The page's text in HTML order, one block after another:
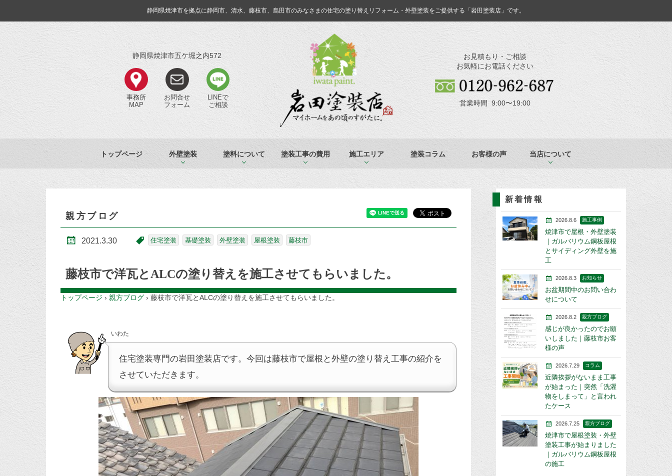
静岡県焼津市を拠点に静岡市、清水、藤枝市、島田市のみなさまの住宅の塗り替えリフォーム・外壁塗装をご提供する「岩田塗装店」です。
静岡県焼津市五ケ堀之内572
事務所
MAP
お問合せ
フォーム
LINEで
ご相談
お見積もり・ご相談
お気軽にお電話ください
営業時間 9:00〜19:00
トップページ 外壁塗装 塗料について 塗装工事の費用 施工エリア 塗装コラム お客様の声 当店について
親方ブログ
2021.3.30 住宅塗装 基礎塗装 外壁塗装 屋根塗装 藤枝市
藤枝市で洋瓦とALCの塗り替えを施工させてもらいました。
トップページ › 親方ブログ › 藤枝市で洋瓦とALCの塗り替えを施工させてもらいました。
いわた
住宅塗装専門の岩田塗装店です。今回は藤枝市で屋根と外壁の塗り替え工事の紹介を
させていただきます。
新着情報
2026.8.6 施工事例
焼津市で屋根・外壁塗装
｜ガルバリウム鋼板屋根
とサイディング外壁を施
工
2026.8.3 お知らせ
お盆期間中のお問い合わ
せについて
2026.8.2 親方ブログ
感じが良かったのでお願
いしました｜藤枝市お客
様の声
2026.7.29 コラム
近隣挨拶がないまま工事
が始まった｜突然「洗濯
物をしまって」と言われ
たケース
2026.7.25 親方ブログ
焼津市で屋根塗装・外壁
塗装工事が始まりました
｜ガルバリウム鋼板屋根
の施工